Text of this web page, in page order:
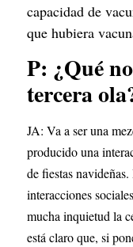
capacidad de
que hubiera
P: ¿Qué
tercera
JA: Va a ser una
producido una
de fiestas
interacciones
mucha inquietud la
está claro que, si